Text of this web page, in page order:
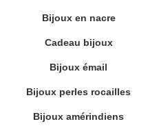
Bijoux en nacre
Cadeau bijoux
Bijoux émail
Bijoux perles rocailles
Bijoux amérindiens